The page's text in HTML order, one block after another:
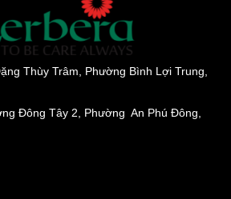
Thùy Trâm, Phường Bình Lợi Trung,
Đông Tây 2, Phường An Phú Đông,